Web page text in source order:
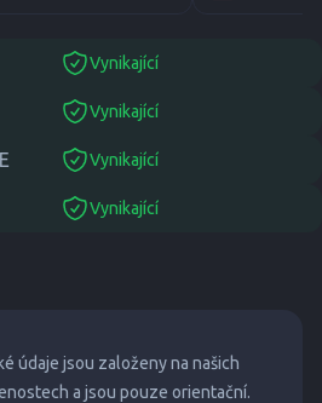
Vynikající
suitable
Vynikající
suitable
Vynikající
suitable
Vynikající
suitable
údaje jsou založeny na našich
a jsou pouze orientační.